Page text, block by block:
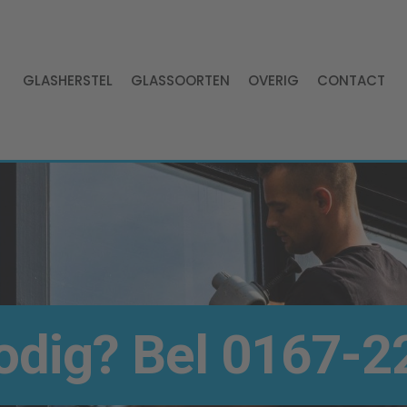
GLASHERSTEL GLASSOORTEN OVERIG CONTACT
? Bel 0167-